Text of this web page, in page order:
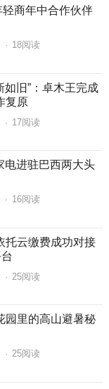
商年中合作伙伴
· 18阅读
如旧”：卓木王完成
复原
· 17阅读
电进驻巴西两大头
· 16阅读
托云缴费成功对接
· 25阅读
园里的高山避暑秘
· 25阅读